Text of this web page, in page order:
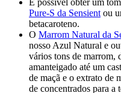
É possível obter um
Pure-S da Sensientou
betacaroteno.
O Marrom Natural da
nosso Azul Natural e
vários tons de marrom,
amanteigado até um
de maçã e o extrato de
de concentrados para a